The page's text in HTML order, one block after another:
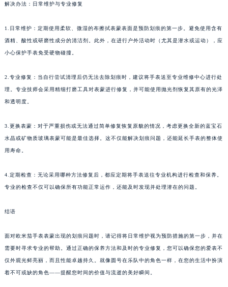
解决办法：日常维护与专业修复
1.日常维护：定期使用柔软、微湿的布擦拭表蒙表面是预防划痕的第一步。避免使用含有
酒精、酸性或研磨性成分的清洁剂。此外，在进行户外活动时（尤其是潜水或运动），应
小心保护手表免受硬物碰撞。
2.专业修复：当自行尝试清理后仍无法去除划痕时，建议将手表送至专业维修中心进行处
理。专业技师会采用精细打磨工具对表蒙进行修复，并可能使用抛光剂恢复其原有的光泽
和透明度。
3.更换表蒙：对于严重损伤或无法通过简单修复恢复原貌的情况，考虑更换全新的蓝宝石
水晶或矿物质玻璃表蒙可能是最佳选择。这不仅能解决划痕问题，还能延长手表的整体使
用寿命。
4.定期检查：无论采用哪种方法修复后，都应定期将手表送往专业机构进行检查和保养。
专业的检查不仅可以确保所有功能正常运作，还能及时发现并处理潜在的问题。
结语
面对欧米茄手表表蒙出现的划痕问题时，请记得将日常维护视为预防措施的第一步，并在
需要时寻求专业的帮助。通过正确的保养方法和及时的专业修复，您可以确保您的爱表不
仅外观光鲜亮丽，而且性能卓越持久。就像圆号在乐队中的角色一样，在您的生活中扮演
着不可或缺的角色——提醒您时间的价值与流逝的美好瞬间。